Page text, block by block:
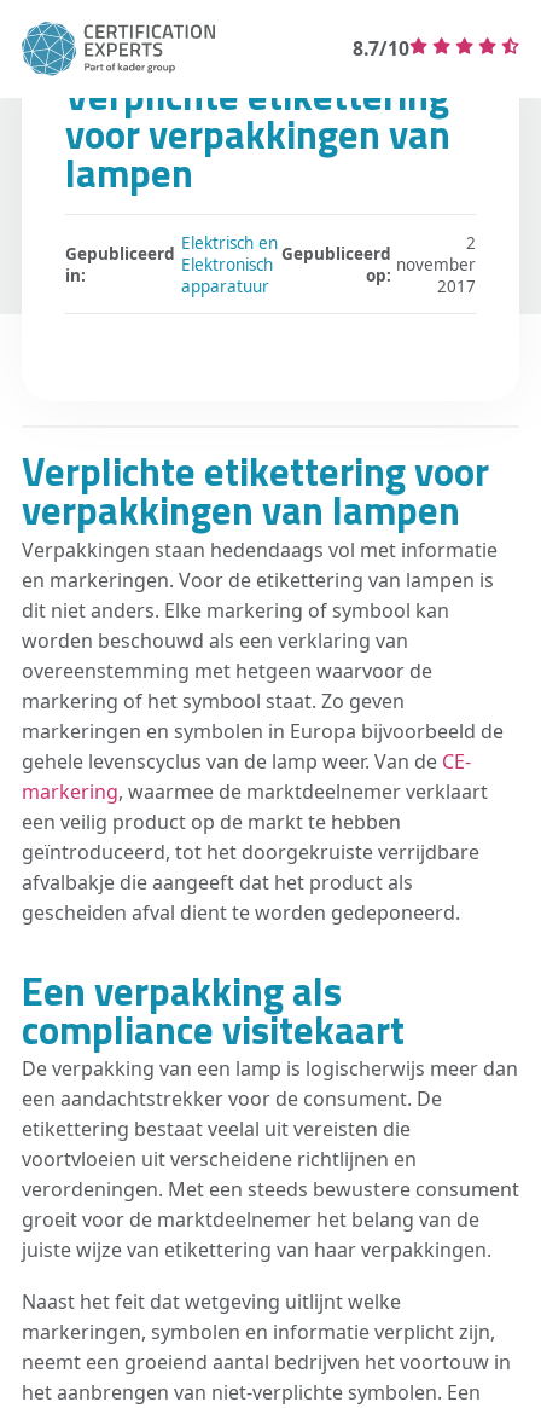
8.7/10
Verplichte etikettering
voor verpakkingen van
lampen
Gepubliceerd
in:
Elektrisch en
Elektronisch
apparatuur
Gepubliceerd
op:
2
november
2017
Verplichte etikettering voor
verpakkingen van lampen
Verpakkingen staan hedendaags vol met informatie
en markeringen. Voor de etikettering van lampen is
dit niet anders. Elke markering of symbool kan
worden beschouwd als een verklaring van
overeenstemming met hetgeen waarvoor de
markering of het symbool staat. Zo geven
markeringen en symbolen in Europa bijvoorbeeld de
gehele levenscyclus van de lamp weer. Van de CE-
markering, waarmee de marktdeelnemer verklaart
een veilig product op de markt te hebben
geïntroduceerd, tot het doorgekruiste verrijdbare
afvalbakje die aangeeft dat het product als
gescheiden afval dient te worden gedeponeerd.
Een verpakking als
compliance visitekaart
De verpakking van een lamp is logischerwijs meer dan
een aandachtstrekker voor de consument. De
etikettering bestaat veelal uit vereisten die
voortvloeien uit verscheidene richtlijnen en
verordeningen. Met een steeds bewustere consument
groeit voor de marktdeelnemer het belang van de
juiste wijze van etikettering van haar verpakkingen.
Naast het feit dat wetgeving uitlijnt welke
markeringen, symbolen en informatie verplicht zijn,
neemt een groeiend aantal bedrijven het voortouw in
het aanbrengen van niet-verplichte symbolen. Een